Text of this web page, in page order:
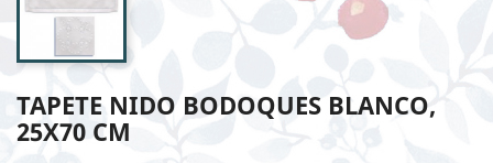
TAPETE NIDO BODOQUES BLANCO,
25X70 CM